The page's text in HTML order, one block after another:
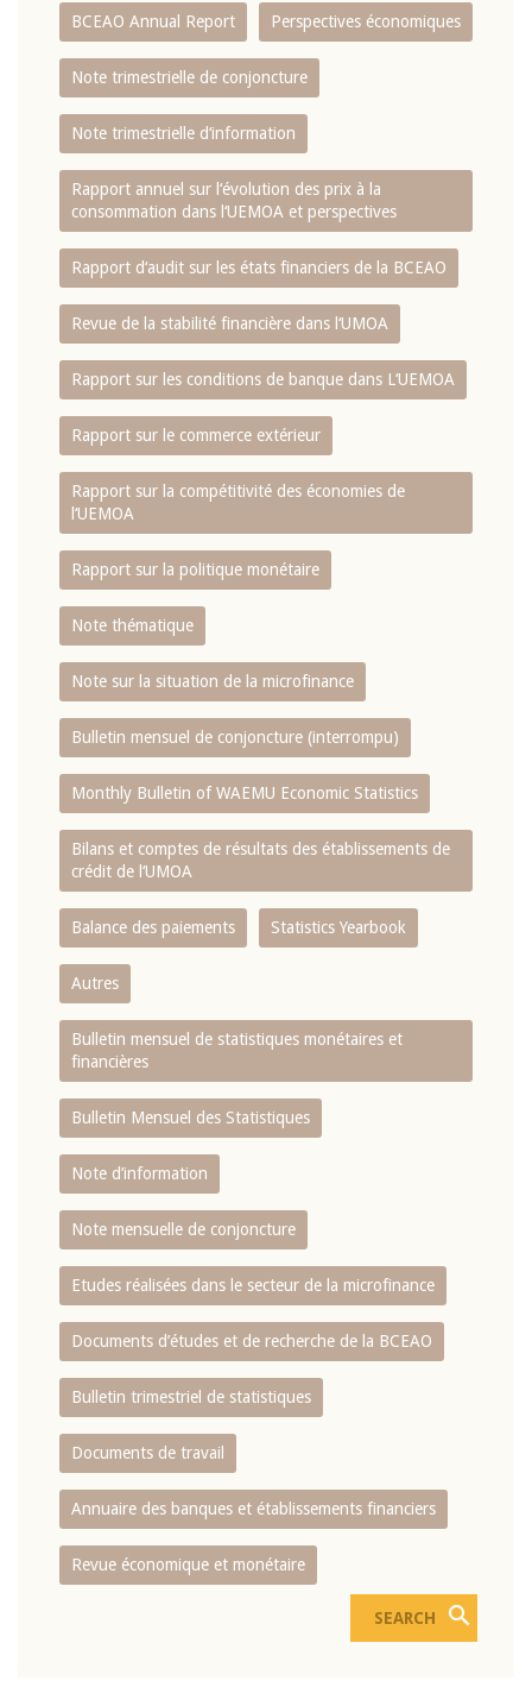
BCEAO Annual Report Perspectives économiques
Note trimestrielle de conjoncture
Note trimestrielle d‘information
Rapport annuel sur l‘évolution des prix à la
consommation dans l‘UEMOA et perspectives
Rapport d‘audit sur les états financiers de la BCEAO
Revue de la stabilité financière dans l‘UMOA
Rapport sur les conditions de banque dans L‘UEMOA
Rapport sur le commerce extérieur
Rapport sur la compétitivité des économies de
l‘UEMOA
Rapport sur la politique monétaire
Note thématique
Note sur la situation de la microfinance
Bulletin mensuel de conjoncture (interrompu)
Monthly Bulletin of WAEMU Economic Statistics
Bilans et comptes de résultats des établissements de
crédit de l‘UMOA
Balance des paiements Statistics Yearbook
Autres
Bulletin mensuel de statistiques monétaires et
financières
Bulletin Mensuel des Statistiques
Note d’information
Note mensuelle de conjoncture
Etudes réalisées dans le secteur de la microfinance
Documents d’études et de recherche de la BCEAO
Bulletin trimestriel de statistiques
Documents de travail
Annuaire des banques et établissements financiers
Revue économique et monétaire